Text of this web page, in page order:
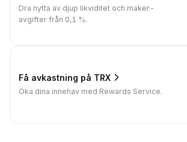
Dra nytta av djup likviditet och maker-
avgifter från 0,1 %.
Få avkastning på TRX
Öka dina innehav med Rewards Service.